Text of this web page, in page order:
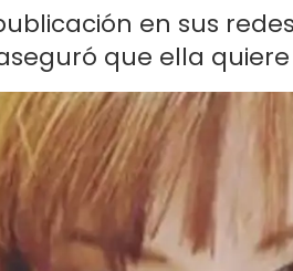
en sus
que ella